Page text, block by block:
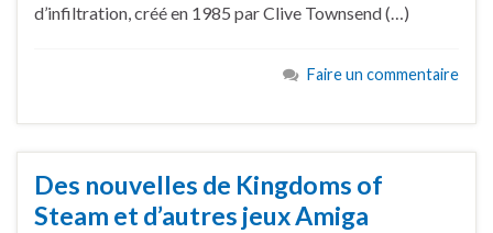
d’infiltration, créé en 1985 par Clive Townsend (…)
Faire un commentaire
Des nouvelles de Kingdoms of
Steam et d’autres jeux Amiga